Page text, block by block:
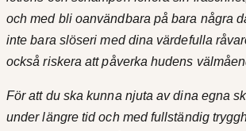
1
3
9
k
r
i
n
och med bli oanvändbara på bara några
inte bara slöseri med dina värdefulla
också riskera att påverka hudens
För att du ska kunna njuta av dina egna
under längre tid och med fullständig